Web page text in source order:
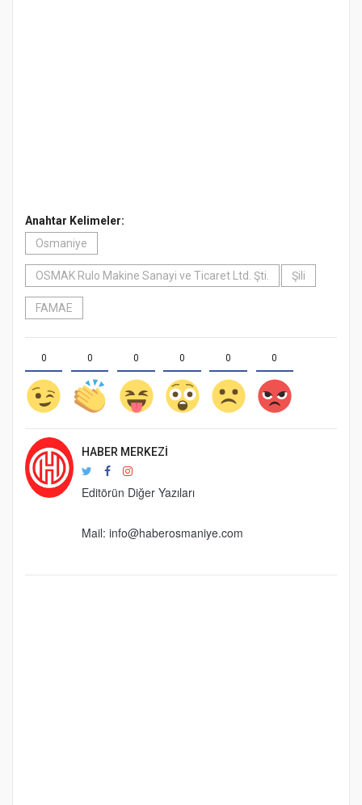
Anahtar Kelimeler:
Osmaniye
OSMAK Rulo Makine Sanayi ve Ticaret Ltd. Şti. Şili
FAMAE
0 0 0 0 0 0
HABER MERKEZI
Editörün Diğer Yazıları
Mail: info@haberosmaniye.com